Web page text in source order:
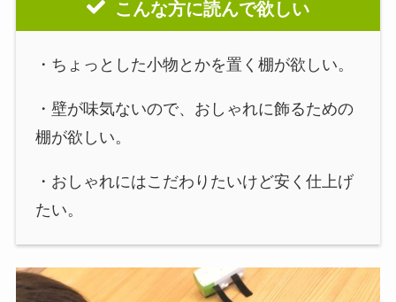
こんな方に読んで欲しい
・ちょっとした小物とかを置く棚が欲しい。
・壁が味気ないので、おしゃれに飾るための
棚が欲しい。
・おしゃれにはこだわりたいけど安く仕上げ
たい。